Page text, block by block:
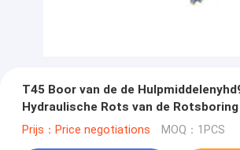
T45 Boor van de de
Hydraulische Rots van de
Prijs：Price negotiations MOQ：1PCS